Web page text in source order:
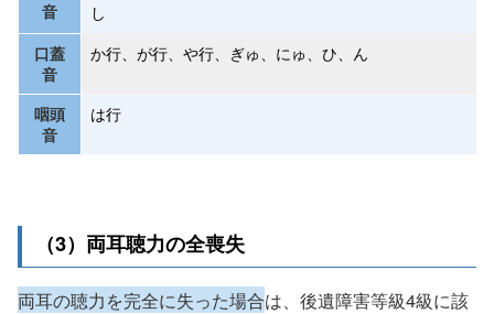
音
し
口蓋
音
か行、が行、や行、ぎゅ、にゅ、ひ、ん
咽頭
音
は行
（3）両耳聴力の全喪失
両耳の聴力を完全に失った場合は、後遺障害等級4級に該